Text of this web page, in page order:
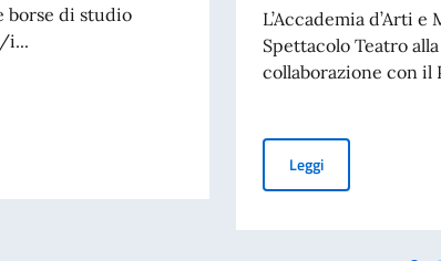
borse di studio
i...
studenti del Belgio all'Italian Institute of Fashion Management
L’Accademia d’Arti
Spettacolo Teatro
collaborazione con il
LeggiBORSE DI